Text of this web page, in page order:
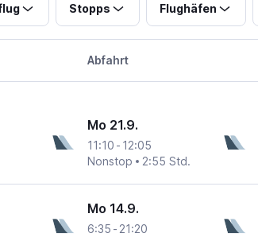
Stopps Flughäfen
Abfahrt
Mo 21.9.
11:10 - 12:05
Nonstop
2:55 Std.
Mo 14.9.
6:35 - 21:20